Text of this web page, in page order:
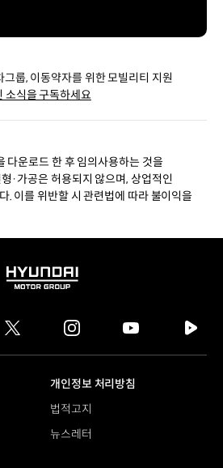
그룹, 이동약자를 위한 모빌리티 지원
소식을 구독하세요
다운로드 한 후 임의사용하는 것을
·가공은 허용되지 않으며, 상업적인
. 이를 위반할 시 관련법에 따라 불이익을
HYUNDAI
GROUP
twitter instagram
tv
개인정보 처리방침
법적고지
뉴스레터